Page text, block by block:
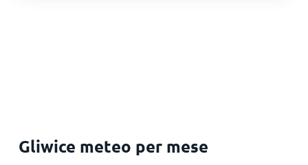
Gliwice meteo per mese